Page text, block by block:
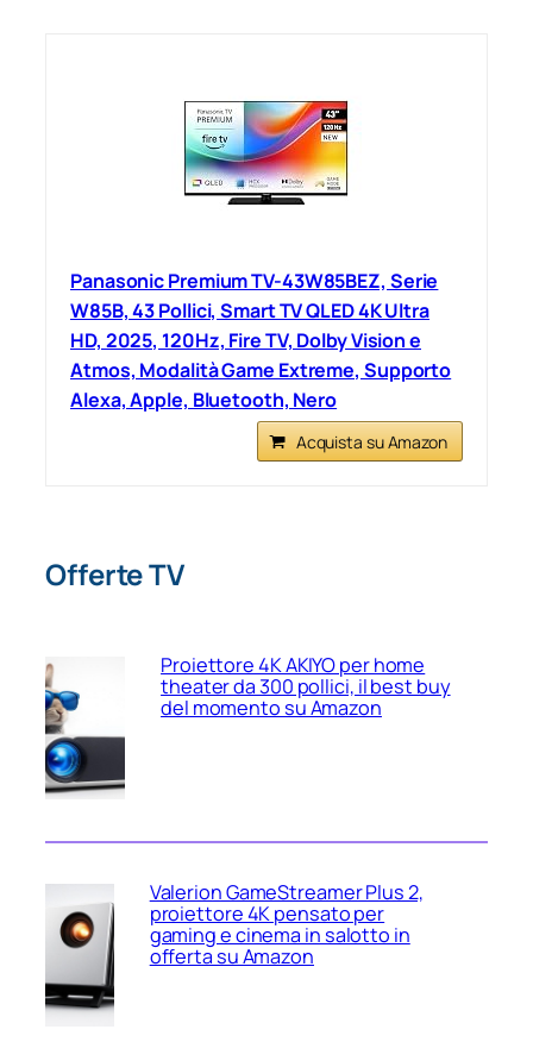
Panasonic Premium TV-43W85BEZ, Serie
W85B, 43 Pollici, Smart TV QLED 4K Ultra
HD, 2025, 120Hz, Fire TV, Dolby Vision e
Atmos, Modalità Game Extreme, Supporto
Alexa, Apple, Bluetooth, Nero
Acquista su Amazon
Offerte TV
Proiettore 4K AKIYO per home
theater da 300 pollici, il best buy
del momento su Amazon
Valerion GameStreamer Plus 2,
proiettore 4K pensato per
gaming e cinema in salotto in
offerta su Amazon